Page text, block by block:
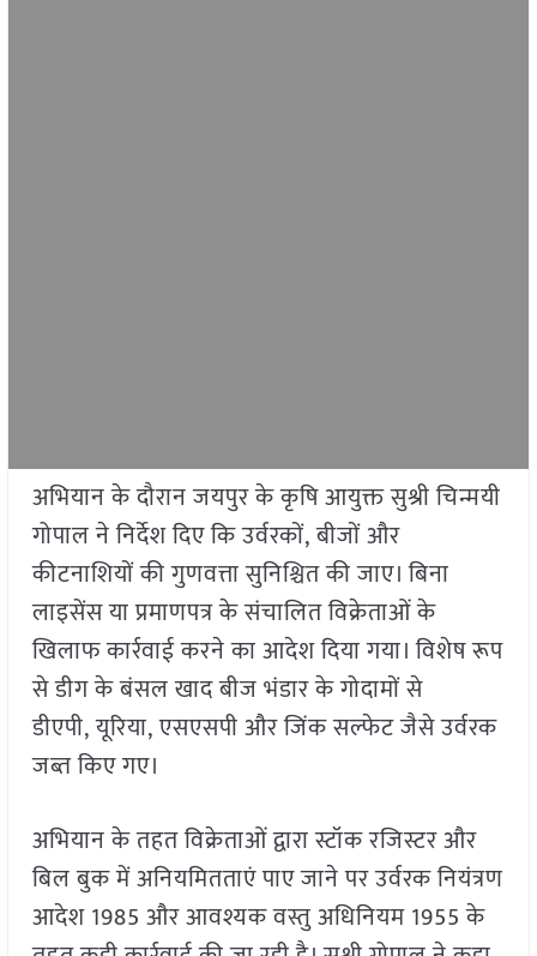
अभियान के दौरान जयपुर के कृषि आयुक्त सुश्री चिन्मयी
गोपाल ने निर्देश दिए कि उर्वरकों, बीजों और
कीटनाशियों की गुणवत्ता सुनिश्चित की जाए। बिना
लाइसेंस या प्रमाणपत्र के संचालित विक्रेताओं के
खिलाफ कार्रवाई करने का आदेश दिया गया। विशेष रूप
से डीग के बंसल खाद बीज भंडार के गोदामों से
डीएपी, यूरिया, एसएसपी और जिंक सल्फेट जैसे उर्वरक
जब्त किए गए।
अभियान के तहत विक्रेताओं द्वारा स्टॉक रजिस्टर और
बिल बुक में अनियमितताएं पाए जाने पर उर्वरक नियंत्रण
आदेश 1985 और आवश्यक वस्तु अधिनियम 1955 के